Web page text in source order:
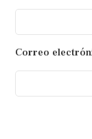
Correo